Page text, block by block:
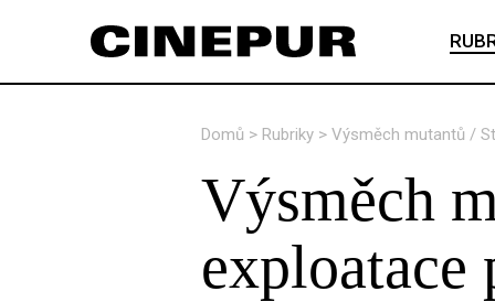
Domů > Rubriky > Výsměch mutantů /
Výsměch
exploatace